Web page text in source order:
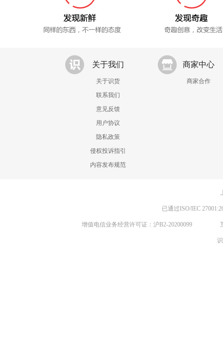
关于我们
关于识货
联系我们
意见反馈
用户协议
隐私政策
侵权投诉指引
内容发布规范
商家中心
商家合作
已通过ISO/IEC
增值电信业务经营许可证：沪B2-20200099